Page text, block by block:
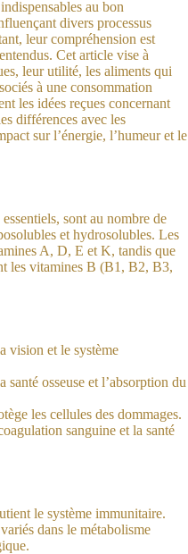
au bon
divers processus
leur compréhension est
Cet article vise à
leur utilité, les aliments qui
à une consommation
les idées reçues concernant
différences avec les
sur l’énergie, l’humeur et le
essentiels, sont au nombre de
et hydrosolubles. Les
A, D, E et K, tandis que
les vitamines B (B1, B2, B3,
vision et le système
santé osseuse et l’absorption du
les cellules des dommages.
sanguine et la santé
le système immunitaire.
dans le métabolisme